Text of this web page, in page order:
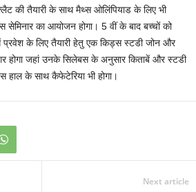
की तैयारी के साथ मैथ्स ओलिंपियाड के लिए भी
सेमिनार का आयोजन होगा। 5 वीं के बाद बच्चों को
प्रवेश के लिए तैयारी हेतु एक किड्स स्टडी जोन और
होगा जहां उनके सिलेबस के अनुसार किताबें और स्टडी
हाल के साथ कैफेटेरिया भी होगा।
Next article